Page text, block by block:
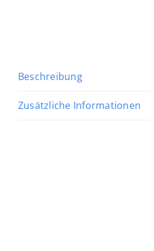
Beschreibung
Zusätzliche Informationen